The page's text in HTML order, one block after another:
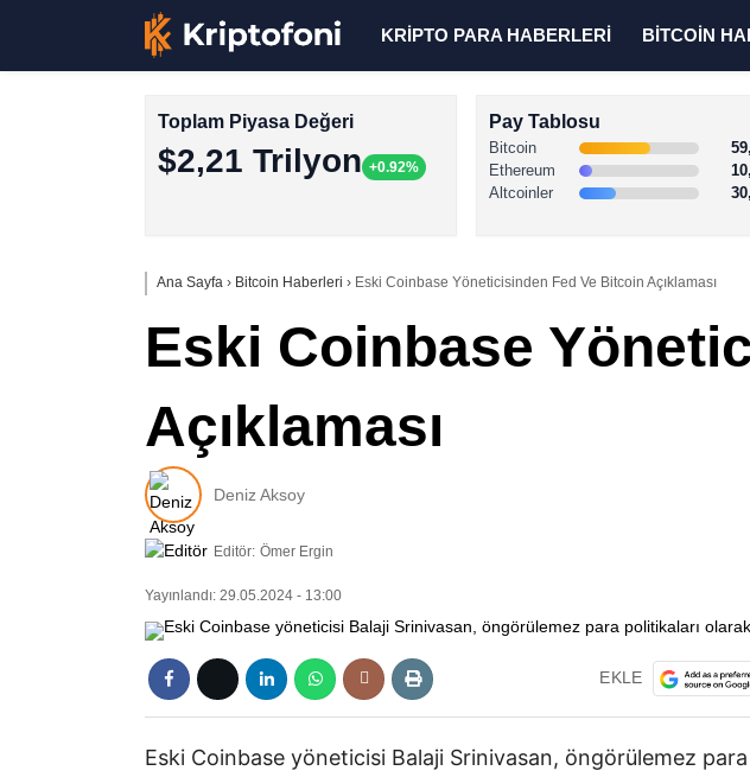
KRİPTO PARA HABERLERİ BİTCOİN
Toplam Piyasa Değeri
$2,21 Trilyon +0.92%
Pay Tablosu
Bitcoin
Ethereum
Altcoinler
Ana Sayfa › Bitcoin Haberleri › Eski Coinbase Yöneticisinden Fed Ve Bitcoin Açıklaması
Eski Coinbase
Açıklaması
Deniz Aksoy
Editör: Ömer Ergin
Yayınlandı: 29.05.2024 - 13:00
EKLE
Eski Coinbase yöneticisi Balaji Srinivasan, öngörülemez